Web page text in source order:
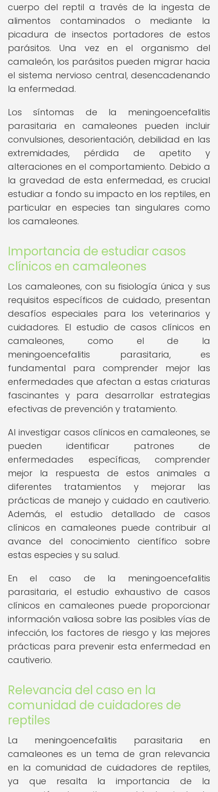
cuerpo del reptil a través de la ingesta de
alimentos contaminados o mediante la
picadura de insectos portadores de estos
parásitos. Una vez en el organismo del
camaleón, los parásitos pueden migrar hacia
el sistema nervioso central, desencadenando
la enfermedad.
Los síntomas de la meningoencefalitis
parasitaria en camaleones pueden incluir
convulsiones, desorientación, debilidad en las
extremidades, pérdida de apetito y
alteraciones en el comportamiento. Debido a
la gravedad de esta enfermedad, es crucial
estudiar a fondo su impacto en los reptiles, en
particular en especies tan singulares como
los camaleones.
Importancia de estudiar casos
clínicos en camaleones
Los camaleones, con su fisiología única y sus
requisitos específicos de cuidado, presentan
desafíos especiales para los veterinarios y
cuidadores. El estudio de casos clínicos en
camaleones, como el de la
meningoencefalitis parasitaria, es
fundamental para comprender mejor las
enfermedades que afectan a estas criaturas
fascinantes y para desarrollar estrategias
efectivas de prevención y tratamiento.
Al investigar casos clínicos en camaleones, se
pueden identificar patrones de
enfermedades específicas, comprender
mejor la respuesta de estos animales a
diferentes tratamientos y mejorar las
prácticas de manejo y cuidado en cautiverio.
Además, el estudio detallado de casos
clínicos en camaleones puede contribuir al
avance del conocimiento científico sobre
estas especies y su salud.
En el caso de la meningoencefalitis
parasitaria, el estudio exhaustivo de casos
clínicos en camaleones puede proporcionar
información valiosa sobre las posibles vías de
infección, los factores de riesgo y las mejores
prácticas para prevenir esta enfermedad en
cautiverio.
Relevancia del caso en la
comunidad de cuidadores de
reptiles
La meningoencefalitis parasitaria en
camaleones es un tema de gran relevancia
en la comunidad de cuidadores de reptiles,
ya que resalta la importancia de la